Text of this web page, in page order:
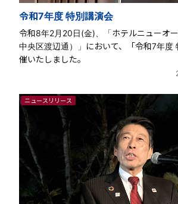
令和7年度 特別講演会
令和8年2月20日(金)、「ホテルニューオ
中央区渡辺通）」において、「令和7年度
催いたしました。
ニュースリリース